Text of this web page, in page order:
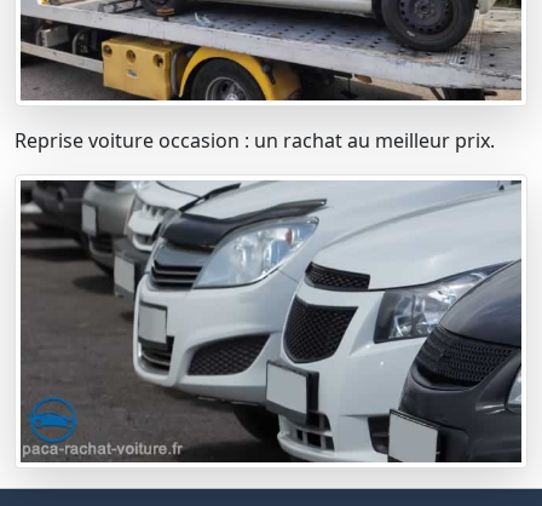
Reprise voiture occasion : un rachat au meilleur prix.